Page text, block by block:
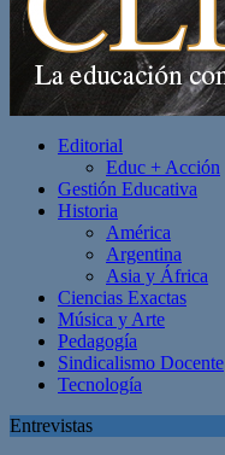
Editorial
Educ + Acción
Gestión Educativa
Historia
América
Argentina
Asia y África
Ciencias Exactas
Música y Arte
Pedagogía
Sindicalismo Docente
Tecnología
Entrevistas